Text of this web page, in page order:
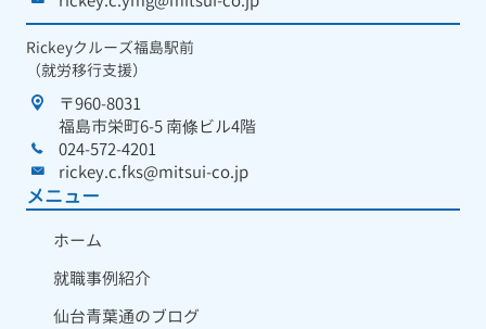
Rickeyクルーズ福島駅前
（就労移行支援）
〒960-8031
福島市栄町6-5 南條ビル4階
024-572-4201
rickey.c.fks@mitsui-co.jp
メニュー
ホーム
就職事例紹介
仙台青葉通のブログ